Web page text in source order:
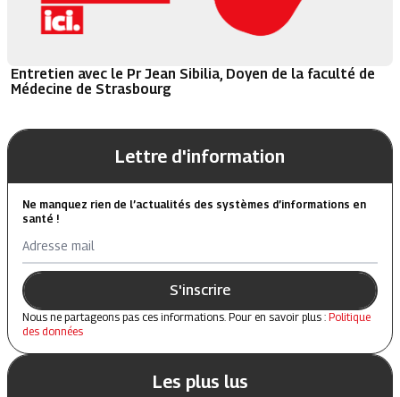
Entretien avec le Pr Jean Sibilia, Doyen de la faculté de
Médecine de Strasbourg
Lettre d'information
Ne manquez rien de l’actualités des systèmes d’informations en
santé !
Adresse mail
S'inscrire
Nous ne partageons pas ces informations. Pour en savoir plus : Politique
des données
Les plus lus